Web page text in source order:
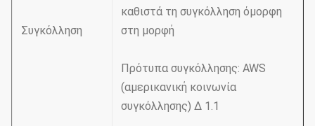
Συγκόλληση
καθιστά τη συγκόλληση όμορφη
στη μορφή
Πρότυπα συγκόλλησης: AWS
(αμερικανική κοινωνία
συγκόλλησης) Δ 1.1